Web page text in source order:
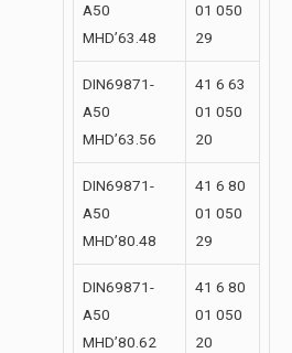
A50
MHD’63.48
01 050
29
DIN69871-
A50
MHD’63.56
41 6 63
01 050
20
DIN69871-
A50
MHD’80.48
41 6 80
01 050
29
DIN69871-
A50
MHD’80.62
41 6 80
01 050
20